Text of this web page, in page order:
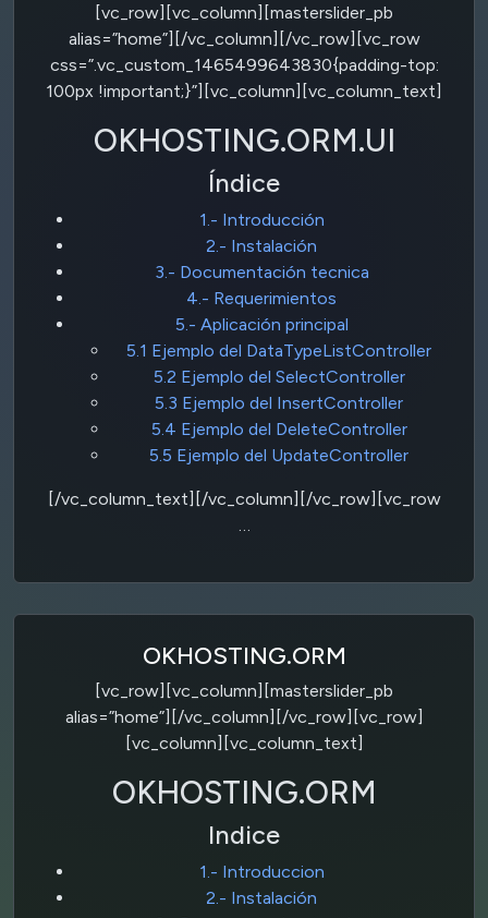
[vc_row][vc_column][masterslider_pb
alias=”home”][/vc_column][/vc_row][vc_row
css=”.vc_custom_1465499643830{padding-top:
100px !important;}”][vc_column][vc_column_text]
OKHOSTING.ORM.UI
Índice
1.- Introducción
2.- Instalación
3.- Documentación tecnica
4.- Requerimientos
5.- Aplicación principal
5.1 Ejemplo del DataTypeListController
5.2 Ejemplo del SelectController
5.3 Ejemplo del InsertController
5.4 Ejemplo del DeleteController
5.5 Ejemplo del UpdateController
[/vc_column_text][/vc_column][/vc_row][vc_row
…
OKHOSTING.ORM
[vc_row][vc_column][masterslider_pb
alias=”home”][/vc_column][/vc_row][vc_row]
[vc_column][vc_column_text]
OKHOSTING.ORM
Indice
1.- Introduccion
2.- Instalación